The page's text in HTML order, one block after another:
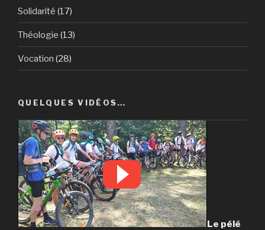
Solidarité (17)
Théologie (13)
Vocation (28)
QUELQUES VIDÉOS…
Le pélé